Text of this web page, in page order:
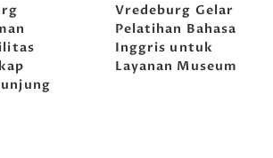
Vredeburg Gelar
Pelatihan Bahasa
Inggris untuk
Layanan Museum